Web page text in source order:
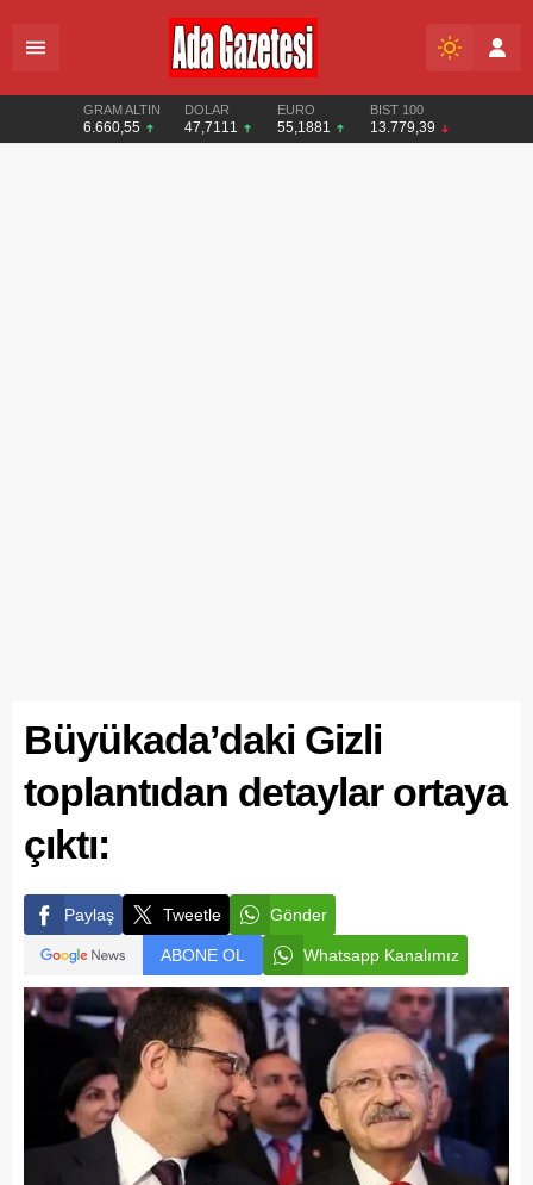
GRAM ALTIN
6.660,55
DOLAR
47,7111
EURO
55,1881
BIST 100
13.779,39
Büyükada’daki Gizli
toplantıdan detaylar ortaya
çıktı:
Paylaş Tweetle Gönder
ABONE OL Whatsapp Kanalımız